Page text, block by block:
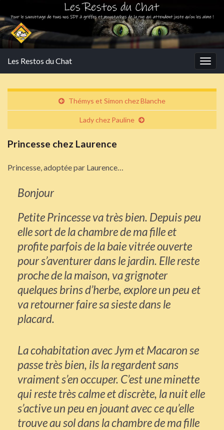
Les Restos du Chat
Thémys et Simon chez Blanche
Lady chez Pauline
Princesse chez Laurence
Princesse, adoptée par Laurence…
Bonjour
Petite Princesse va très bien. Depuis peu
elle sort de la chambre de ma fille et
profite parfois de la baie vitrée ouverte
pour s’aventurer dans le jardin. Elle reste
proche de la maison, va grignoter
quelques brins d’herbe, explore un peu et
va retourner faire sa sieste dans le
placard.
La cohabitation avec Jym et Macaron se
passe très bien, ils la regardent sans
vraiment s’en occuper. C’est une minette
qui reste très calme et discrète, la nuit elle
s’active un peu en jouant avec ce qu’elle
trouve au sol dans la chambre de ma fille